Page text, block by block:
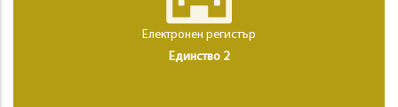
Електронен регистър
Единство 2